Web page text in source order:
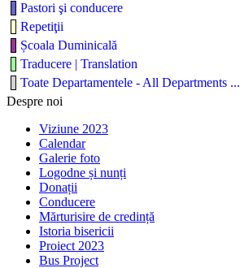
Pastori şi conducere
Repetiţii
Școala Duminicală
Traducere | Translation
Toate Departamentele - All Departments ...
Despre noi
Viziune 2023
Calendar
Galerie foto
Logodne și nunți
Donații
Conducere
Mărturisire de credință
Istoria bisericii
Proiect 2023
Bus Project